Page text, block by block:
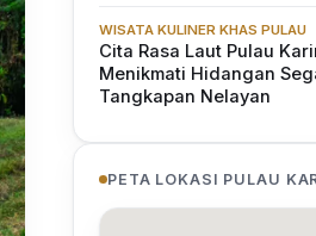
WISATA KULINER KHAS PULAU
Cita Rasa Laut Pulau
Menikmati Hidangan
Tangkapan Nelayan
PETA LOKASI PULAU